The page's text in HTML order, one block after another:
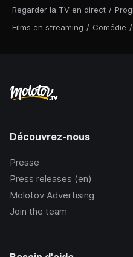
Regarder la TV en direct /
Films en streaming / Comédie /
Découvrez-nous
Presse
Press releases (en)
Molotov Advertising
Join the team